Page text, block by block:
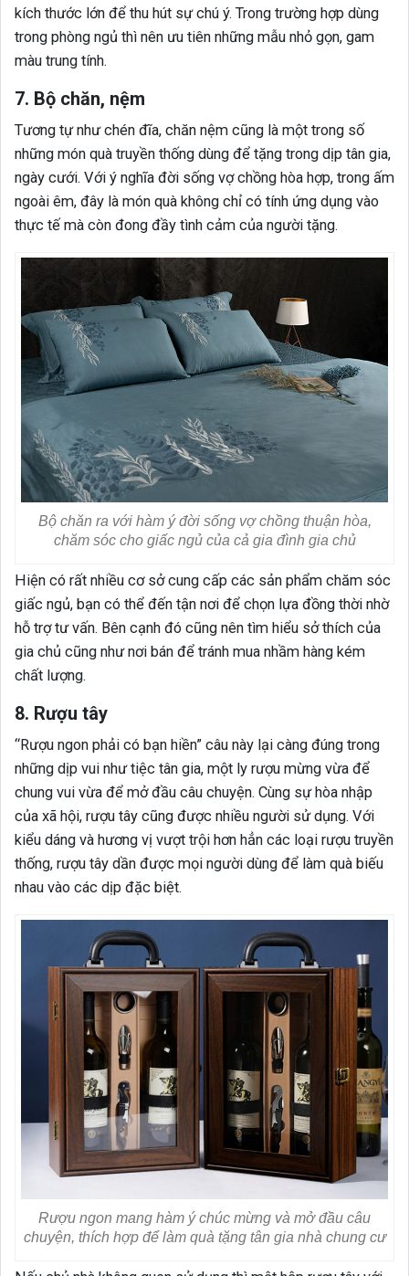
kích thước lớn để thu hút sự chú ý. Trong trường hợp dùng
trong phòng ngủ thì nên ưu tiên những mẫu nhỏ gọn, gam
màu trung tính.
7. Bộ chăn, nệm
Tương tự như chén đĩa, chăn nệm cũng là một trong số
những món quà truyền thống dùng để tặng trong dịp tân gia,
ngày cưới. Với ý nghĩa đời sống vợ chồng hòa hợp, trong ấm
ngoài êm, đây là món quà không chỉ có tính ứng dụng vào
thực tế mà còn đong đầy tình cảm của người tặng.
Bộ chăn ra với hàm ý đời sống vợ chồng thuận hòa,
chăm sóc cho giấc ngủ của cả gia đình gia chủ
Hiện có rất nhiều cơ sở cung cấp các sản phẩm chăm sóc
giấc ngủ, bạn có thể đến tận nơi để chọn lựa đồng thời nhờ
hỗ trợ tư vấn. Bên cạnh đó cũng nên tìm hiểu sở thích của
gia chủ cũng như nơi bán để tránh mua nhầm hàng kém
chất lượng.
8. Rượu tây
“Rượu ngon phải có bạn hiền” câu này lại càng đúng trong
những dịp vui như tiệc tân gia, một ly rượu mừng vừa để
chung vui vừa để mở đầu câu chuyện. Cùng sự hòa nhập
của xã hội, rượu tây cũng được nhiều người sử dụng. Với
kiểu dáng và hương vị vượt trội hơn hẳn các loại rượu truyền
thống, rượu tây dần được mọi người dùng để làm quà biếu
nhau vào các dịp đặc biệt.
Rượu ngon mang hàm ý chúc mừng và mở đầu câu
chuyện, thích hợp để làm quà tặng tân gia nhà chung cư